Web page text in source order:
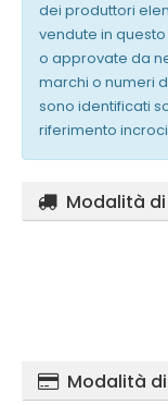
dei produttori
vendute in
o approvate da
marchi o numeri
sono identificati
riferimento
Modalità
Modalità